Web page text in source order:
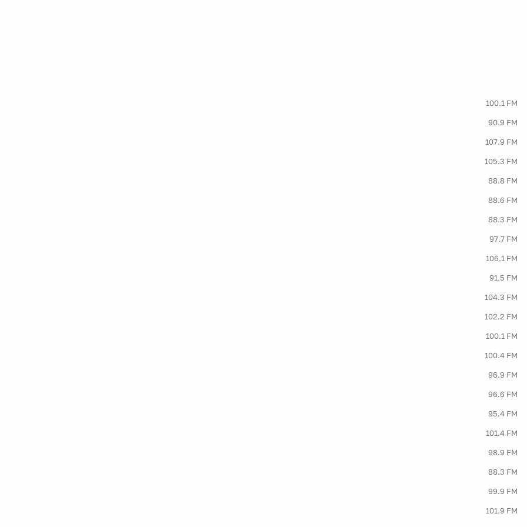
100.1 FM
90.9 FM
107.9 FM
105.3 FM
88.8 FM
88.6 FM
88.3 FM
97.7 FM
106.1 FM
91.5 FM
104.3 FM
102.2 FM
100.1 FM
100.4 FM
96.9 FM
96.6 FM
95.4 FM
101.4 FM
98.9 FM
88.3 FM
99.9 FM
101.9 FM